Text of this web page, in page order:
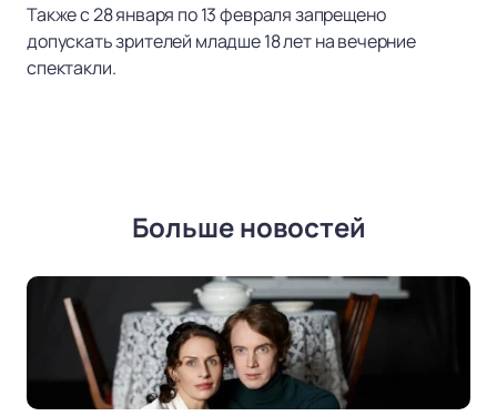
Также с 28 января по 13 февраля запрещено
допускать зрителей младше 18 лет на вечерние
спектакли.
Больше новостей